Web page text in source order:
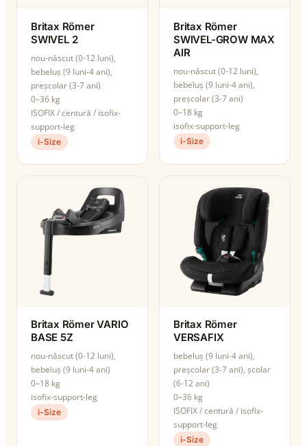
Britax Römer
SWIVEL 2
nou-născut (0-12 luni),
bebeluș (9 luni-4 ani),
preșcolar (3-7 ani)
0–36 kg
ISOFIX / centură / isofix-
support-leg
i-Size
Britax Römer
SWIVEL-GROW MAX
AIR
nou-născut (0-12 luni),
bebeluș (9 luni-4 ani),
preșcolar (3-7 ani)
0–18 kg
isofix-support-leg
i-Size
Britax Römer VARIO
BASE 5Z
nou-născut (0-12 luni),
bebeluș (9 luni-4 ani)
0–18 kg
isofix-support-leg
i-Size
Britax Römer
VERSAFIX
bebeluș (9 luni-4 ani),
preșcolar (3-7 ani), școlar
(6-12 ani)
0–36 kg
ISOFIX / centură / isofix-
support-leg
i-Size